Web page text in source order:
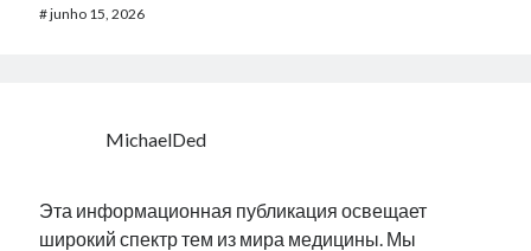
#junho 15, 2026
MichaelDed
Эта информационная публикация освещает
широкий спектр тем из мира медицины. Мы